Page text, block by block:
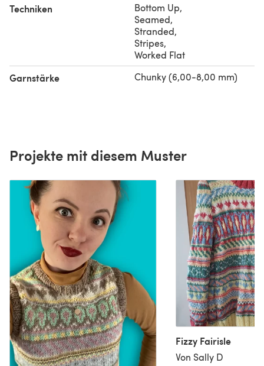
Techniken Bottom Up,
Seamed,
Stranded,
Stripes,
Worked Flat
Garnstärke Chunky (6,00-8,00 mm)
Projekte mit diesem Muster
Fizzy Fairisle
Von Sally D